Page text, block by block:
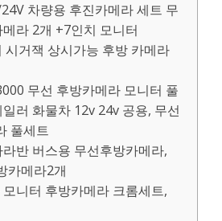
차량용 후진카메라 세트 무
라 2개 +7인치 모니터
시거잭 상시가능 후방 카메라
무선 후방카메라 모니터 풀
러 화물차 12v 24v 공용, 무선
풀세트
반 버스용 무선후방카메라,
카메라2개
니터 후방카메라 크롬세트,